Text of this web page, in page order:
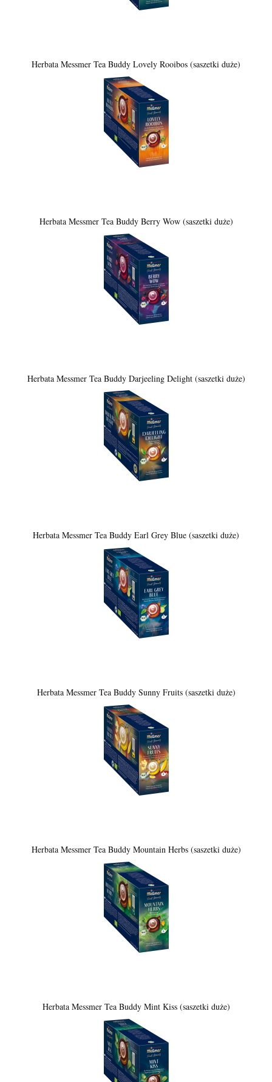
Herbata Messmer Tea Buddy Lovely Rooibos (saszetki duże)
Herbata Messmer Tea Buddy Berry Wow (saszetki duże)
Herbata Messmer Tea Buddy Darjeeling Delight (saszetki duże)
Herbata Messmer Tea Buddy Earl Grey Blue (saszetki duże)
Herbata Messmer Tea Buddy Sunny Fruits (saszetki duże)
Herbata Messmer Tea Buddy Mountain Herbs (saszetki duże)
Herbata Messmer Tea Buddy Mint Kiss (saszetki duże)